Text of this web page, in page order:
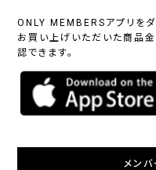
ONLY MEMBERSアプリをダ
お買い上げいただいた商品
認できます。
メン